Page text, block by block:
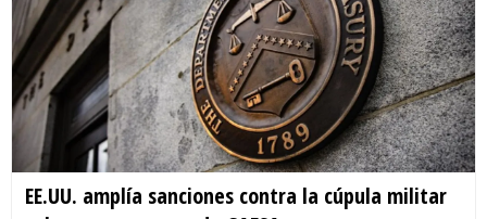
EE.UU. amplía sanciones contra la cúpula militar